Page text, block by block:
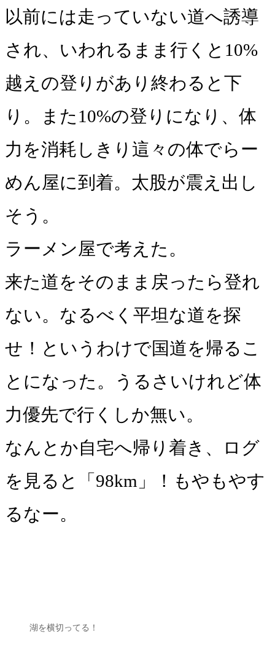
以前には走っていない道へ誘導
され、いわれるまま行くと10%
越えの登りがあり終わると下
り。また10%の登りになり、体
力を消耗しきり這々の体でらー
めん屋に到着。太股が震え出し
そう。
ラーメン屋で考えた。
来た道をそのまま戻ったら登れ
ない。なるべく平坦な道を探
せ！というわけで国道を帰るこ
とになった。うるさいけれど体
力優先で行くしか無い。
なんとか自宅へ帰り着き、ログ
を見ると「98km」！もやもやす
るなー。
湖を横切ってる！